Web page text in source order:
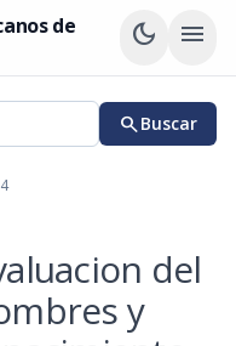
de
dark_mode menu
searchBuscar
del
y